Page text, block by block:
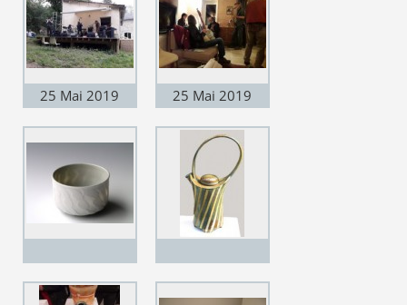
Martin est très
occupé !
25 Mai 2019
pendant que le
Glick s'amuse !
25 Mai 2019
Enfin Martin peut
se détendre !